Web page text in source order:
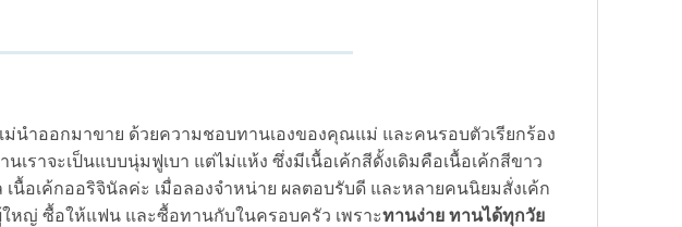
ำออกมาขาย ด้วยความชอบทานเองของคุณแม่ และคนรอบตัวเรียกร้อง
เราจะเป็นแบบนุ่มฟูเบา แต่ไม่แห้ง ซึ่งมีเนื้อเค้กสีดั้งเดิมคือเนื้อเค้กสีขาว
นื้อเค้กออริจินัลค่ะ เมื่อลองจำหน่าย ผลตอบรับดี และหลายคนนิยมสั่งเค้ก
หญ่ ซื้อให้แฟน และซื้อทานกับในครอบครัว เพราะทานง่าย ทานได้ทุกวัย